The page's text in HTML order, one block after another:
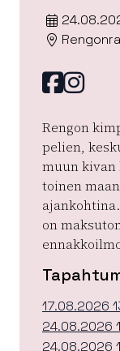
Rengon
pelien,
muun kivan
toinen
on
17.08.2026
24.08.2026
24.08.2026